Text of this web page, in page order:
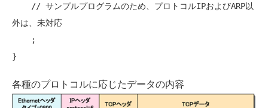
// サンプルプログラムのため、プロトコルIPおよびARP以
外は、未対応
各種のプロトコルに応じたデータの内容